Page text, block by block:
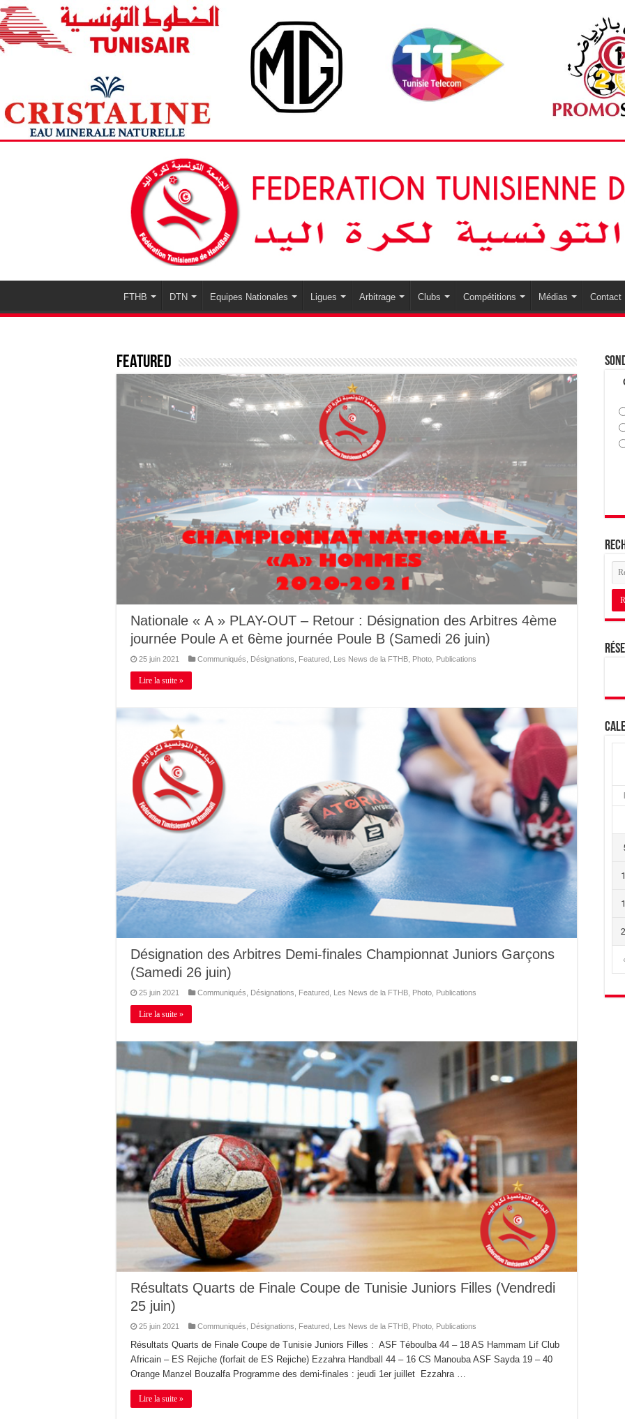
FTHB DTN Equipes Nationales Ligues Arbitrage Clubs Compétitions Médias Contact
Featured
Nationale « A » PLAY-OUT – Retour : Désignation des Arbitres 4ème
journée Poule A et 6ème journée Poule B (Samedi 26 juin)
25 juin 2021 Communiqués Désignations Featured Les News de la FTHB Photo Publications
Lire la suite »
Désignation des Arbitres Demi-finales Championnat Juniors Garçons
(Samedi 26 juin)
25 juin 2021 Communiqués Désignations Featured Les News de la FTHB Photo Publications
Lire la suite »
Résultats Quarts de Finale Coupe de Tunisie Juniors Filles (Vendredi
25 juin)
25 juin 2021 Communiqués Désignations Featured Les News de la FTHB Photo Publications
Résultats Quarts de Finale Coupe de Tunisie Juniors Filles : ASF Téboulba 44 – 18 AS Hammam Lif Club
Africain – ES Rejiche (forfait de ES Rejiche) Ezzahra Handball 44 – 16 CS Manouba ASF Sayda 19 – 40
Orange Manzel Bouzalfa Programme des demi-finales : jeudi 1er juillet Ezzahra …
Lire la suite »
L